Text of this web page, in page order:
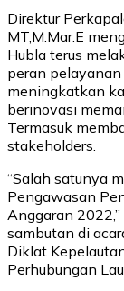
Direktur
MT,M.Mar.E
Hubla terus
peran
meningkatkan
berinovasi
Termasuk
stakeholders.
“Salah satunya
Pengawasan
Anggaran
sambutan di
Diklat
Perhubungan